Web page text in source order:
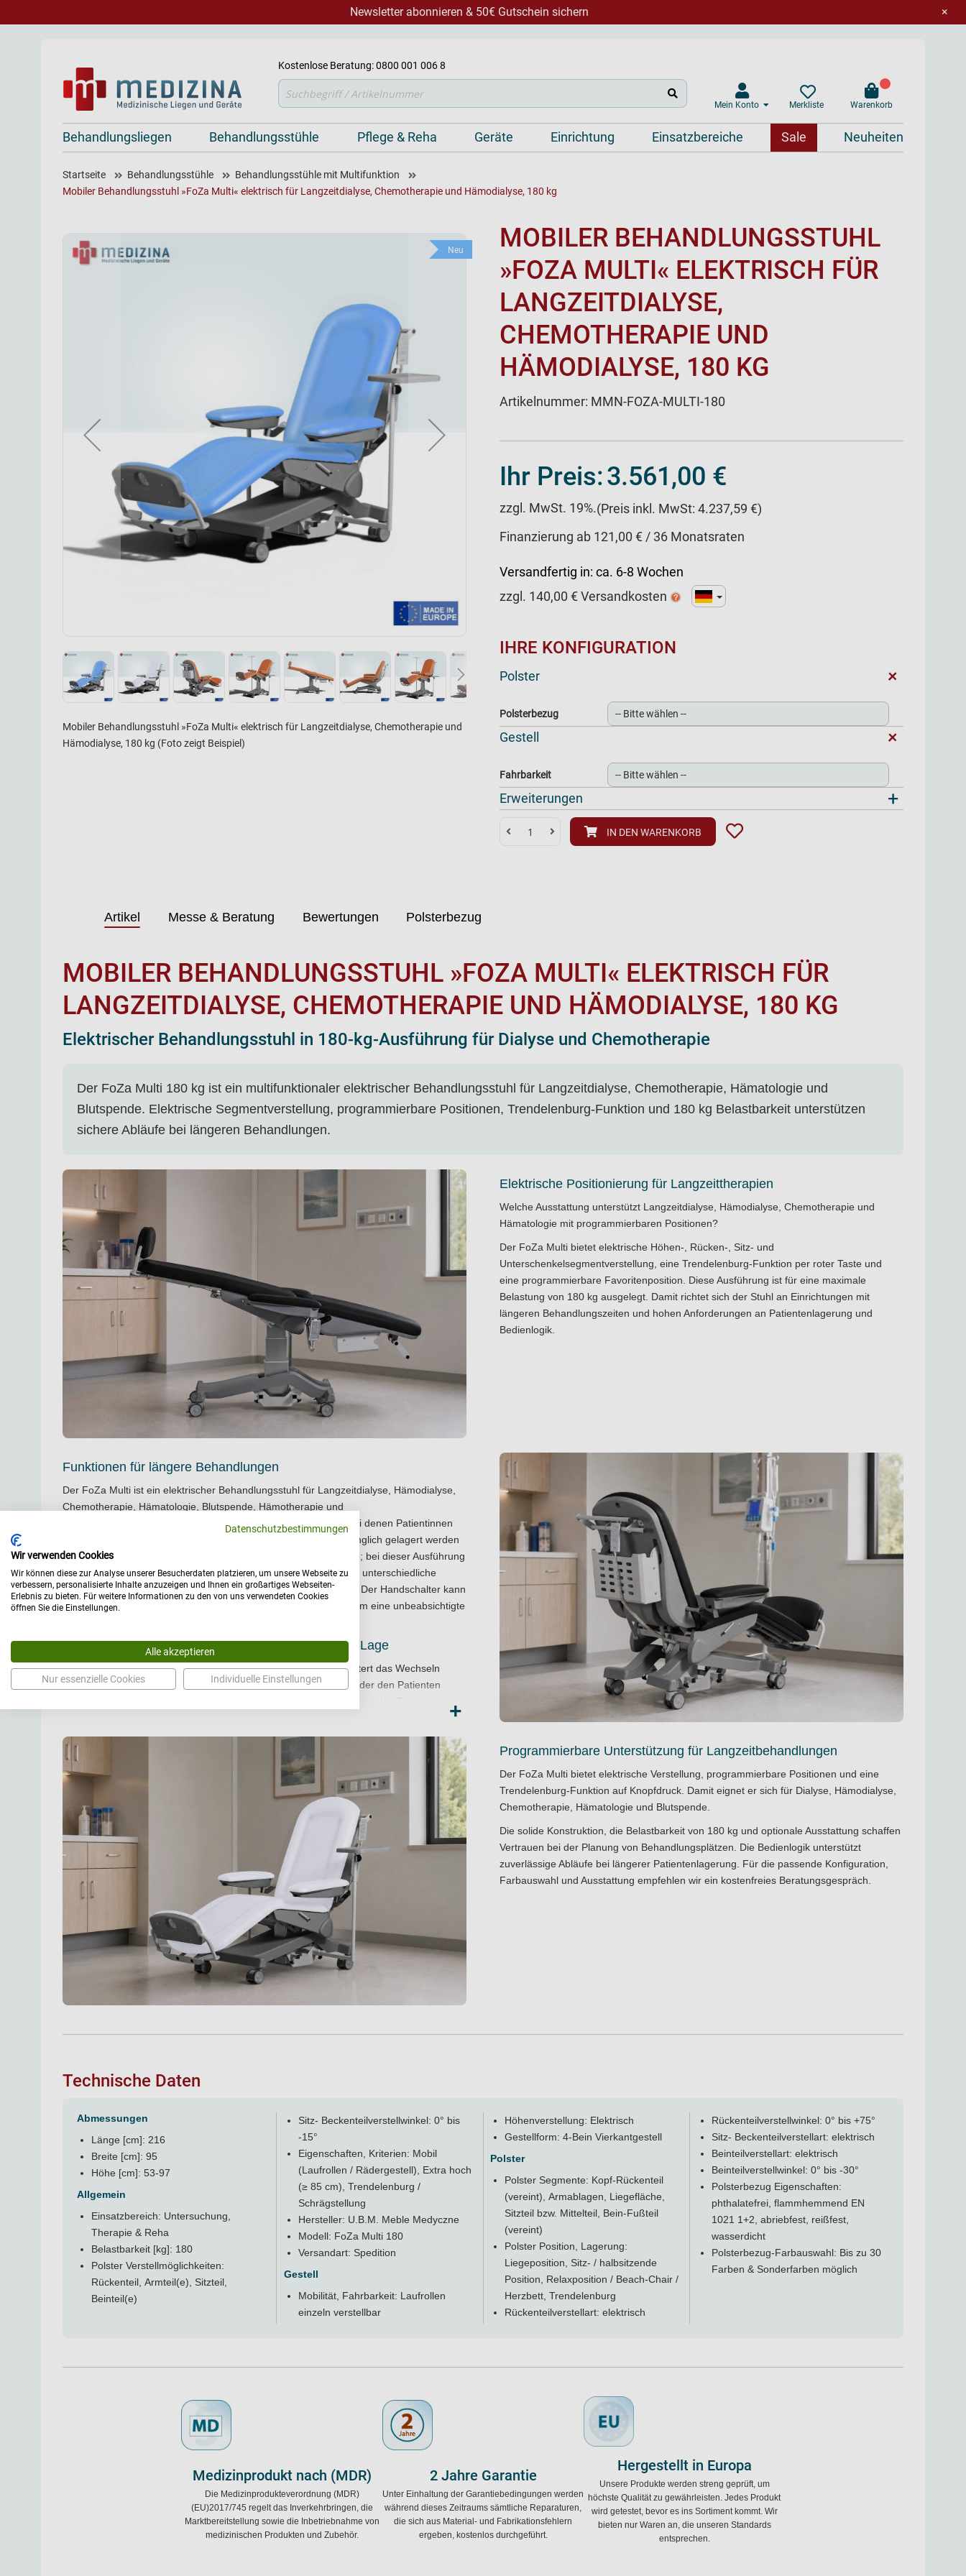
×
Newsletter abonnieren & 50€ Gutschein sichern
Kostenlose Beratung: 0800 001 006 8
Mein Konto Merkliste Warenkorb
Suche
Behandlungsliegen Behandlungsstühle Pflege & Reha Geräte Einrichtung Einsatzbereiche Sale Neuheiten
Startseite Behandlungsstühle
Behandlungsstühle mit Multifunktion
Mobiler Behandlungsstuhl »FoZa Multi« elektrisch für Langzeitdialyse, Chemotherapie und Hämodialyse, 180 kg
Neu
Mobiler Behandlungsstuhl »FoZa Multi« elektrisch für Langzeitdialyse, Chemotherapie und
Hämodialyse, 180 kg (Foto zeigt Beispiel)
MOBILER BEHANDLUNGSSTUHL
»FOZA MULTI« ELEKTRISCH FÜR
LANGZEITDIALYSE,
CHEMOTHERAPIE UND
HÄMODIALYSE, 180 KG
Artikelnummer: MMN-FOZA-MULTI-180
Ihr Preis:3.561,00 €
zzgl. MwSt. 19%.(Preis inkl. MwSt: 4.237,59 €)
Finanzierung ab 121,00 € / 36 Monatsraten
Versandfertig in: ca. 6-8 Wochen
zzgl. 140,00 € Versandkosten
IHRE KONFIGURATION
Polster +
Polsterbezug
Gestell +
Fahrbarkeit
Erweiterungen +
IN DEN WARENKORB
Artikel Messe & Beratung Bewertungen Polsterbezug
MOBILER BEHANDLUNGSSTUHL »FOZA MULTI« ELEKTRISCH FÜR
LANGZEITDIALYSE, CHEMOTHERAPIE UND HÄMODIALYSE, 180 KG
Elektrischer Behandlungsstuhl in 180-kg-Ausführung für Dialyse und Chemotherapie
Der FoZa Multi 180 kg ist ein multifunktionaler elektrischer Behandlungsstuhl für Langzeitdialyse, Chemotherapie, Hämatologie und
Blutspende. Elektrische Segmentverstellung, programmierbare Positionen, Trendelenburg-Funktion und 180 kg Belastbarkeit unterstützen
sichere Abläufe bei längeren Behandlungen.
Elektrische Positionierung für Langzeittherapien
Welche Ausstattung unterstützt Langzeitdialyse, Hämodialyse, Chemotherapie und
Hämatologie mit programmierbaren Positionen?
Der FoZa Multi bietet elektrische Höhen-, Rücken-, Sitz- und
Unterschenkelsegmentverstellung, eine Trendelenburg-Funktion per roter Taste und
eine programmierbare Favoritenposition. Diese Ausführung ist für eine maximale
Belastung von 180 kg ausgelegt. Damit richtet sich der Stuhl an Einrichtungen mit
längeren Behandlungszeiten und hohen Anforderungen an Patientenlagerung und
Bedienlogik.
Funktionen für längere Behandlungen
Der FoZa Multi ist ein elektrischer Behandlungsstuhl für Langzeitdialyse, Hämodialyse,
Chemotherapie, Hämatologie, Blutspende, Hämotherapie und
Patientenuntersuchungen. Er ist auf Behandlungen ausgelegt, bei denen Patientinnen
und Patienten über längere Zeit stabil, komfortabel und gut zugänglich gelagert werden
müssen. Die elektrische Höhenverstellung erfolgt über eine Säule; bei dieser Ausführung
liegt der Höhenbereich bei 53 bis 97 cm. Damit kann der Stuhl an unterschiedliche
Arbeitspositionen und Behandlungsszenarien angepasst werden. Der Handschalter kann
mithilfe eines Magnetschlüssels gesperrt und entsperrt werden, um eine unbeabsichtigte
Elektrische Segmentverstellung und Trendelenburg-Lage
Rücken-, Sitz- und Beinteil werden elektrisch bewegt. Das erleichtert das Wechseln
zwischen Sitz-, Ruhe- und Behandlungslage, ohne die Patientin oder den Patienten
Rückenverstellung beträgt 75 Grad, das Unterschenkelsegment erreicht -30 Grad. Diese
Funktionen sind besonders wertvoll in Dialyse- und Chemotherapieumgebungen, in
denen Komfort, Sicherheit und schnelle Anpassbarkeit zusammenwirken müssen.
Belastbare Konstruktion und medizinische Ausstattung
Diese FoZa-Multi-Ausführung ist für eine maximale Belastbarkeit von 180 kg ausgelegt.
Die Sitzbreite von 60,5 cm, die Gesamtlänge von 216 cm und die Gesamtbreite von
95 cm bilden eine großzügige Arbeits- und Lagerungsbasis. Doppelrollen mit 100 mm
Durchmesser sind feststellbar und unterstützen das Handling im Raum. Optionale
Ausstattungen wie Akku, Zentralbremse, Seitentisch, Infusionshalter oder elektrische
Fußstützenverstellung erweitern den Einsatzbereich. Für medizinische Einrichtungen
entsteht ein vielseitiger Behandlungsstuhl, der funktionale Technik mit
patientenorientierter Lagerung verbindet.
+
Programmierbare Unterstützung für Langzeitbehandlungen
Der FoZa Multi bietet elektrische Verstellung, programmierbare Positionen und eine
Trendelenburg-Funktion auf Knopfdruck. Damit eignet er sich für Dialyse, Hämodialyse,
Chemotherapie, Hämatologie und Blutspende.
Die solide Konstruktion, die Belastbarkeit von 180 kg und optionale Ausstattung schaffen
Vertrauen bei der Planung von Behandlungsplätzen. Die Bedienlogik unterstützt
zuverlässige Abläufe bei längerer Patientenlagerung. Für die passende Konfiguration,
Farbauswahl und Ausstattung empfehlen wir ein kostenfreies Beratungsgespräch
Technische Daten
Abmessungen
Länge [cm]: 216
Breite [cm]: 95
Höhe [cm]: 53-97
Allgemein
Einsatzbereich: Untersuchung,
Therapie & Reha
Belastbarkeit [kg]: 180
Polster Verstellmöglichkeiten:
Rückenteil, Armteil(e), Sitzteil,
Beinteil(e)
Sitz- Beckenteilverstellwinkel: 0° bis
-15°
Eigenschaften, Kriterien: Mobil
(Laufrollen / Rädergestell), Extra hoch
(≥ 85 cm), Trendelenburg /
Schrägstellung
Hersteller: U.B.M. Meble Medyczne
Modell: FoZa Multi 180
Versandart: Spedition
Gestell
Mobilität, Fahrbarkeit: Laufrollen
einzeln verstellbar
Höhenverstellung: Elektrisch
Gestellform: 4-Bein Vierkantgestell
Polster
Polster Segmente: Kopf-Rückenteil
(vereint), Armablagen, Liegefläche,
Sitzteil bzw. Mittelteil, Bein-Fußteil
(vereint)
Polster Position, Lagerung:
Liegeposition, Sitz- / halbsitzende
Position, Relaxposition / Beach-Chair /
Herzbett, Trendelenburg
Rückenteilverstellart: elektrisch
Rückenteilverstellwinkel: 0° bis +75°
Sitz- Beckenteilverstellart: elektrisch
Beinteilverstellart: elektrisch
Beinteilverstellwinkel: 0° bis -30°
Polsterbezug Eigenschaften:
phthalatefrei, flammhemmend EN
1021 1+2, abriebfest, reißfest,
wasserdicht
Polsterbezug-Farbauswahl: Bis zu 30
Farben & Sonderfarben möglich
Medizinprodukt nach (MDR)
Die Medizinprodukteverordnung (MDR)
(EU)2017/745 regelt das Inverkehrbringen, die
Marktbereitstellung sowie die Inbetriebnahme von
medizinischen Produkten und Zubehör.
2 Jahre Garantie
Unter Einhaltung der Garantiebedingungen werden
während dieses Zeitraums sämtliche Reparaturen,
die sich aus Material- und Fabrikationsfehlern
ergeben, kostenlos durchgeführt.
Hergestellt in Europa
Unsere Produkte werden streng geprüft, um
höchste Qualität zu gewährleisten. Jedes Produkt
wird getestet, bevor es ins Sortiment kommt. Wir
bieten nur Waren an, die unseren Standards
entsprechen.
Datenschutzbestimmungen
Wir verwenden Cookies
Wir können diese zur Analyse unserer Besucherdaten platzieren, um unsere Webseite zu
verbessern, personalisierte Inhalte anzuzeigen und Ihnen ein großartiges Webseiten-
Erlebnis zu bieten. Für weitere Informationen zu den von uns verwendeten Cookies
öffnen Sie die Einstellungen.
Alle akzeptieren
Nur essenzielle Cookies Individuelle Einstellungen